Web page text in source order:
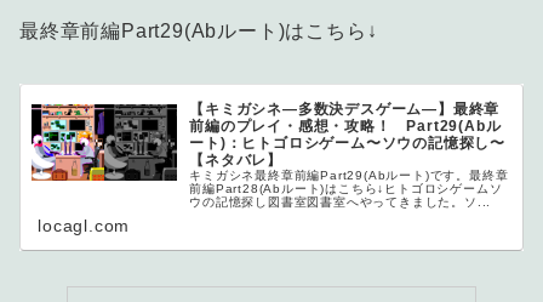
最終章前編Part29(Abルート)はこちら↓
【キミガシネ―多数決デスゲーム―】最終章
前編のプレイ・感想・攻略！ Part29(Abル
ート)：ヒトゴロシゲーム〜ソウの記憶探し〜
【ネタバレ】
キミガシネ最終章前編Part29(Abルート)です。最終章
前編Part28(Abルート)はこちら↓ヒトゴロシゲームソ
ウの記憶探し図書室図書室へやってきました。ソ...
locagl.com